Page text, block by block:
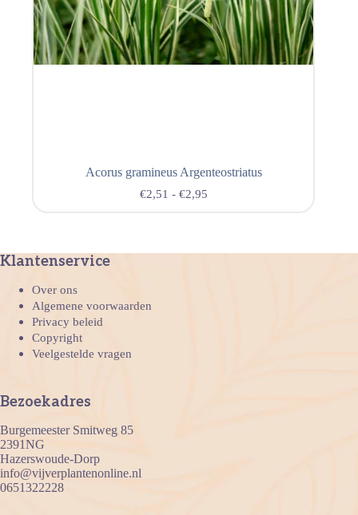
Acorus gramineus Argenteostriatus
€2,51 - €2,95
Klantenservice
Over ons
Algemene voorwaarden
Privacy beleid
Copyright
Veelgestelde vragen
Bezoekadres
Burgemeester Smitweg 85
2391NG
Hazerswoude-Dorp
info@vijverplantenonline.nl
0651322228